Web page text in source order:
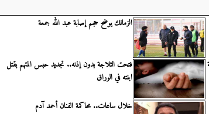
الزمالك يوضح حجم إصابة عبد الله جمعة
فتحت الثلاجة بدون إذنه.. تجديد حبس المتهم بقتل
ابنته في الوراق
خلال ساعات.. محاكمة الفنان أحمد آدم